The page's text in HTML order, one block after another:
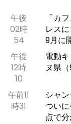
午後
02時
54
「カ
レス
9月に
午後
12時
10
電動
ヌ県
午前11
時31
シャ
つい
点で